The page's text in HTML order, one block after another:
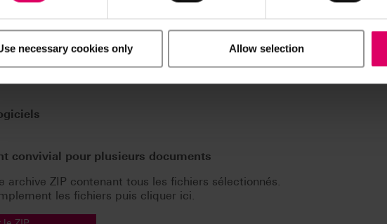
necessary cookies only Allow selection
convivial pour plusieurs documents
archive ZIP contenant tous les fichiers sélectionnés.
les fichiers puis cliquer ici.